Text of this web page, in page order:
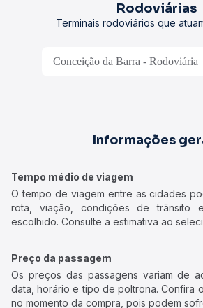
Rodoviárias
Terminais rodoviários que
Conceição da Barra - Rodoviária
Informações
Tempo médio de viagem
O tempo de viagem entre as cidades
rota, viação, condições de
escolhido. Consulte a estimativa ao
Preço da passagem
Os preços das passagens variam de
data, horário e tipo de poltrona. Confira
no momento da compra, pois podem